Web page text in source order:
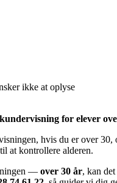
ikke at oplyse
for elever
hvis du er over 30,
til at kontrollere alderen.
— over 30 år, kan